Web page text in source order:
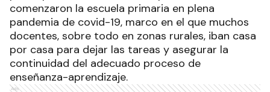
comenzaron la escuela primaria en plena
pandemia de covid-19, marco en el que muchos
docentes, sobre todo en zonas rurales, iban casa
por casa para dejar las tareas y asegurar la
continuidad del adecuado proceso de
enseñanza-aprendizaje.
Ads